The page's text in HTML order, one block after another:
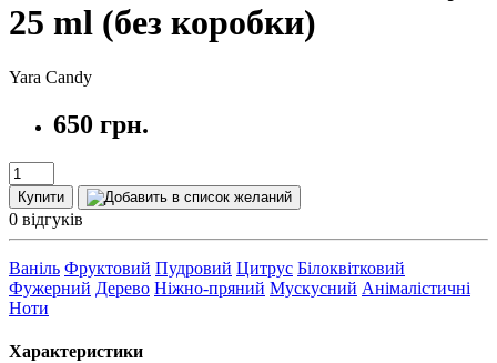
25 ml (без коробки)
Yara Candy
650 грн.
Купити
0 відгуків
Ваніль Фруктовий Пудровий Цитрус Білоквітковий
Фужерний Дерево Ніжно-пряний Мускусний Анімалістичні
Ноти
Характеристики